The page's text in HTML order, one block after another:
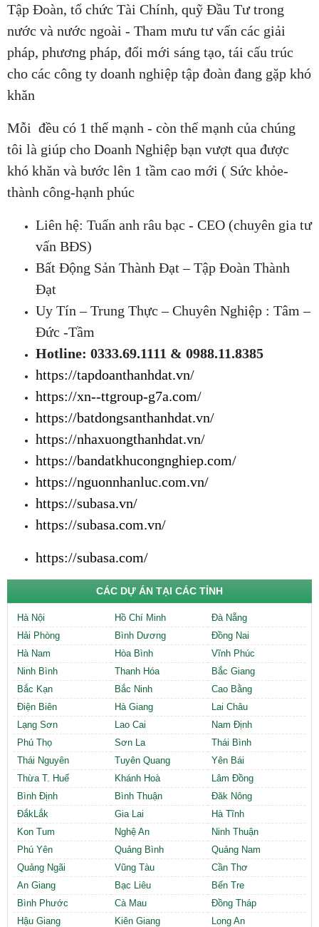
Tập Đoàn, tổ chức Tài Chính, quỹ Đầu Tư trong
nước và nước ngoài - Tham mưu tư vấn các giải
pháp, phương pháp, đổi mới sáng tạo, tái cấu trúc
cho các công ty doanh nghiệp tập đoàn đang gặp khó
khăn
Mỗi đều có 1 thế mạnh - còn thế mạnh của chúng
tôi là giúp cho Doanh Nghiệp bạn vượt qua được
khó khăn và bước lên 1 tầm cao mới ( Sức khỏe-
thành công-hạnh phúc
Liên hệ: Tuấn anh râu bạc - CEO (chuyên gia tư
vấn BĐS)
Bất Động Sản Thành Đạt – Tập Đoàn Thành
Đạt
Uy Tín – Trung Thực – Chuyên Nghiệp : Tâm –
Đức -Tầm
Hotline: 0333.69.1111 & 0988.11.8385
https://tapdoanthanhdat.vn/
https://xn--ttgroup-g7a.com/
https://batdongsanthanhdat.vn/
https://nhaxuongthanhdat.vn/
https://bandatkhucongnghiep.com/
https://nguonnhanluc.com.vn/
https://subasa.vn/
https://subasa.com.vn/
https://subasa.com/
CÁC DỰ ÁN TẠI CÁC TỈNH
Hà Nội Hồ Chí Minh
Đà Nẵng
Hải Phòng
Bình Dương
Đồng Nai
Hà Nam
Hòa Bình
Vĩnh Phúc
Ninh Bình
Thanh Hóa
Bắc Giang
Bắc Kạn
Bắc Ninh
Cao Bằng
Điện Biên
Hà Giang
Lai Châu
Lạng Sơn
Lao Cai
Nam Định
Phú Thọ
Sơn La
Thái Bình
Thái Nguyên
Tuyên Quang
Yên Bái
Thừa T. Huế
Khánh Hoà
Lâm Đồng
Bình Định
Bình Thuận
Đăk Nông
ĐắkLắk
Gia Lai
Hà Tĩnh
Kon Tum
Nghệ An
Ninh Thuận
Phú Yên
Quảng Bình
Quảng Nam
Quảng Ngãi
Vũng Tàu
Cần Thơ
An Giang
Bạc Liêu
Bến Tre
Bình Phước
Cà Mau
Đồng Tháp
Hậu Giang
Kiên Giang Long An